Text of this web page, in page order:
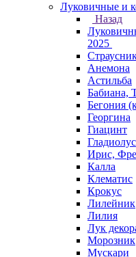
Луковичные и
Назад
2025
Анемона
Астильба
Бабиана,
Бегония
Георгина
Гиацинт
Гладиолус
Ирис,
Калла
Клематис
Крокус
Лилейник
Лилия
Лук
Морозник
Мускари